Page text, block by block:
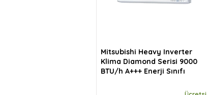
Mitsubishi Heavy Inverter
Klima Diamond Serisi 9000
BTU/h A+++ Enerji Sınıfı